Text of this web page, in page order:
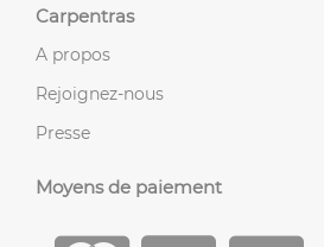
Carpentras
A propos
Rejoignez-nous
Presse
Moyens de paiement